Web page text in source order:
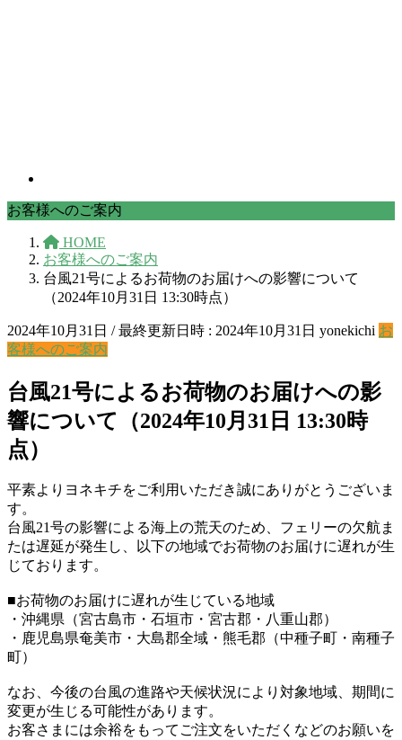
お客様へのご案内
HOME
お客様へのご案内
台風21号によるお荷物のお届けへの影響について
（2024年10月31日 13:30時点）
2024年10月31日 / 最終更新日時 : 2024年10月31日 yonekichi お
客様へのご案内
台風21号によるお荷物のお届けへの影
響について（2024年10月31日 13:30時
点）
平素よりヨネキチをご利用いただき誠にありがとうございま
す。
台風21号の影響による海上の荒天のため、フェリーの欠航ま
たは遅延が発生し、以下の地域でお荷物のお届けに遅れが生
じております。
■お荷物のお届けに遅れが生じている地域
・沖縄県（宮古島市・石垣市・宮古郡・八重山郡）
・鹿児島県奄美市・大島郡全域・熊毛郡（中種子町・南種子
町）
なお、今後の台風の進路や天候状況により対象地域、期間に
変更が生じる可能性があります。
お客さまには余裕をもってご注文をいただくなどのお願いを